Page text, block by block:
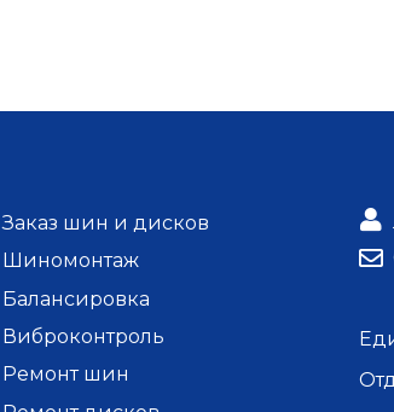
Заказ шин и дисков
Шиномонтаж
Балансировка
Виброконтроль
Ремонт шин